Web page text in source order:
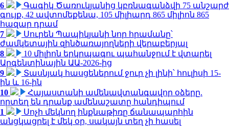
6
Գագիկ Ծառուկյանից կբռնագանձվի 75 անշարժ
գույք, 42 ավտոմեքենա, 105 միլիարդ 865 միլիոն 865
հազար դրամ
7
Սուրեն Պապիկյանի նոր հրամանը՝
ժամկետային զինծառայողների վերաբերյալ
8
10 միլիոն երկրպագու պահանջում է վտարել
Արգենտինային ԱԱ-2026-ից
9
Տասնյակ հասցեներում ջուր չի լինի՝ հուլիսի 15-
ին և 16-ին
10
Հայաստանի ամենավտանգավոր օձերը.
որտեղ են դրանք ամենաշատը հանդիպում
1
Սոչի մեկնող ինքնաթիռը ճանապարհին
անցկացրել է մեկ օր, սակայն տեղ չի հասել